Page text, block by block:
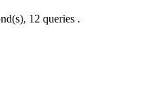
12 queries .